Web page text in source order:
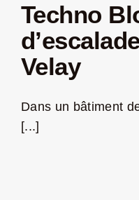
Techno
Velay
Dans un bâtiment
[...]